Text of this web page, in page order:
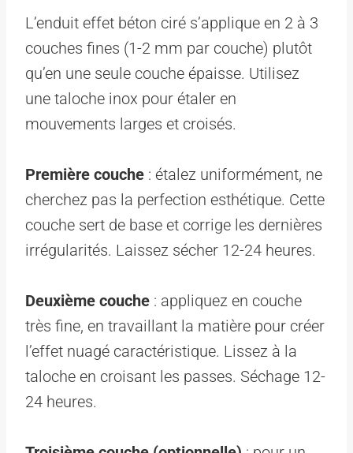
L’enduit effet béton ciré s’applique en 2 à 3
couches fines (1-2 mm par couche) plutôt
qu’en une seule couche épaisse. Utilisez
une taloche inox pour étaler en
mouvements larges et croisés.
Première couche : étalez uniformément, ne
cherchez pas la perfection esthétique. Cette
couche sert de base et corrige les dernières
irrégularités. Laissez sécher 12-24 heures.
Deuxième couche : appliquez en couche
très fine, en travaillant la matière pour créer
l’effet nuagé caractéristique. Lissez à la
taloche en croisant les passes. Séchage 12-
24 heures.